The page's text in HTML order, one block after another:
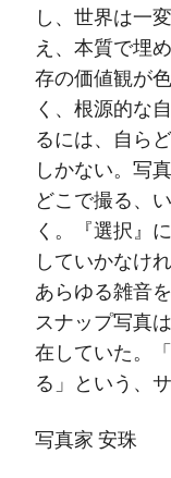
し、世界は一
え、本質で埋
存の価値観が
く、根源的な
るには、自ら
しかない。写
どこで撮る、
く。『選択』
していかなけ
あらゆる雑音
スナップ写真
在していた。
る」という、
写真家 安珠